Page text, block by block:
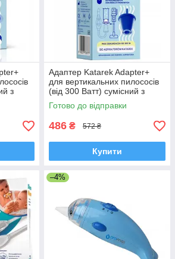
з
Адаптер Katarek Adapter+
для вертикальних пилососів
(від 300 Ватт) сумісний з
Dyson, Samsung, Xiaomi
Готово до відправки
486 ₴ 572 ₴
Купити
–4%